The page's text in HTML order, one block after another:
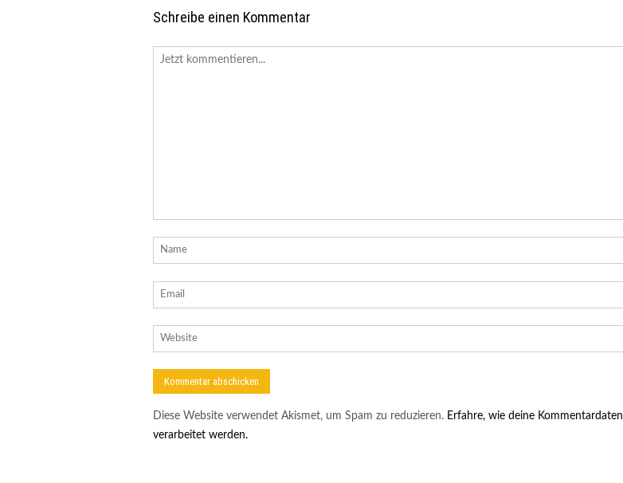
Schreibe einen Kommentar
Diese Website verwendet Akismet, um Spam zu reduzieren. Erfahre, wie deine Kommentardaten
verarbeitet werden.